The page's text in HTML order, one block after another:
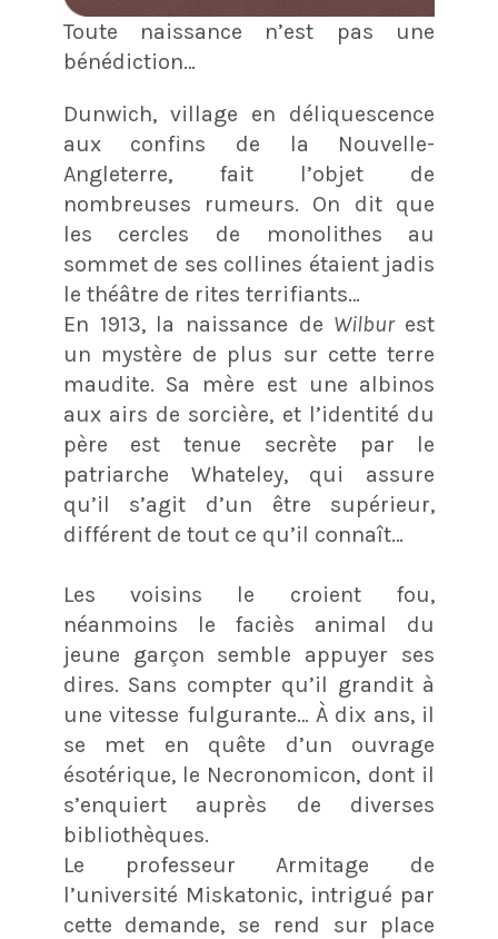
Toute naissance n’est pas une
bénédiction…
Dunwich, village en déliquescence
aux confins de la Nouvelle-
Angleterre, fait l’objet de
nombreuses rumeurs. On dit que
les cercles de monolithes au
sommet de ses collines étaient jadis
le théâtre de rites terrifiants…
En 1913, la naissance de Wilbur est
un mystère de plus sur cette terre
maudite. Sa mère est une albinos
aux airs de sorcière, et l’identité du
père est tenue secrète par le
patriarche Whateley, qui assure
qu’il s’agit d’un être supérieur,
différent de tout ce qu’il connaît…
Les voisins le croient fou,
néanmoins le faciès animal du
jeune garçon semble appuyer ses
dires. Sans compter qu’il grandit à
une vitesse fulgurante… À dix ans, il
se met en quête d’un ouvrage
ésotérique, le Necronomicon, dont il
s’enquiert auprès de diverses
bibliothèques.
Le professeur Armitage de
l’université Miskatonic, intrigué par
cette demande, se rend sur place